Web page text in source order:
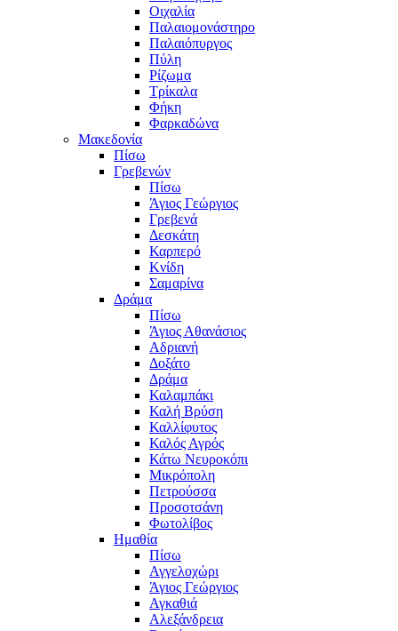
Οιχαλία
Παλαιομονάστηρο
Παλαιόπυργος
Πύλη
Ρίζωμα
Τρίκαλα
Φήκη
Φαρκαδώνα
Μακεδονία
Πίσω
Γρεβενών
Πίσω
Άγιος Γεώργιος
Γρεβενά
Δεσκάτη
Καρπερό
Κνίδη
Σαμαρίνα
Δράμα
Πίσω
Άγιος Αθανάσιος
Αδριανή
Δοξάτο
Δράμα
Καλαμπάκι
Καλή Βρύση
Καλλίφυτος
Καλός Αγρός
Κάτω Νευροκόπι
Μικρόπολη
Πετρούσσα
Προσοτσάνη
Φωτολίβος
Ημαθία
Πίσω
Αγγελοχώρι
Άγιος Γεώργιος
Αγκαθιά
Αλεξάνδρεια